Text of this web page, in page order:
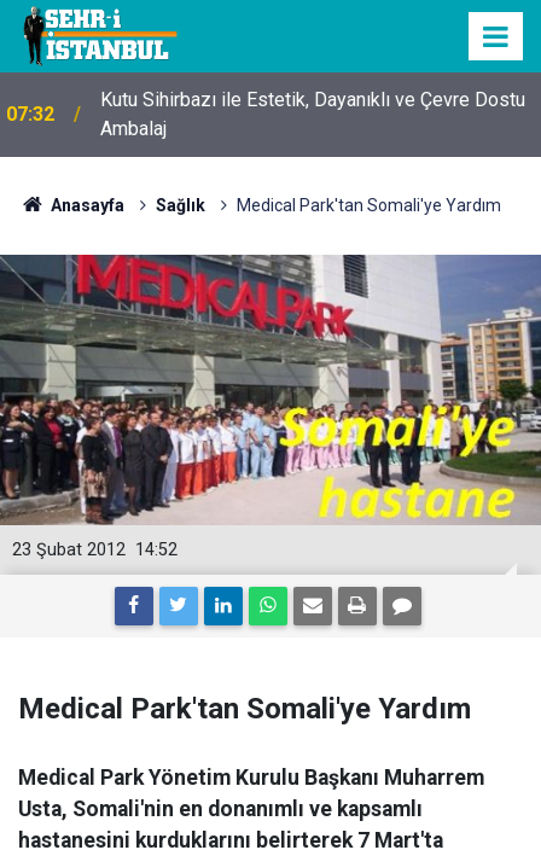
07:32
Kutu Sihirbazı ile Estetik, Dayanıklı ve Çevre Dostu
Ambalaj
Anasayfa Sağlık Medical Park'tan Somali'ye Yardım
14:52
23 Şubat 2012
Medical Park'tan Somali'ye Yardım
Medical Park Yönetim Kurulu Başkanı Muharrem
Usta, Somali'nin en donanımlı ve kapsamlı
hastanesini kurduklarını belirterek 7 Mart'ta